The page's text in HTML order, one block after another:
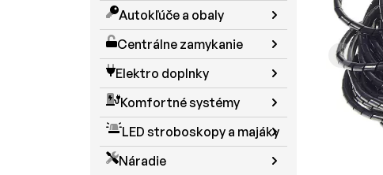
Autokľúče a obaly
Centrálne zamykanie
Elektro doplnky
Komfortné systémy
LED stroboskopy a majáky
Náradie